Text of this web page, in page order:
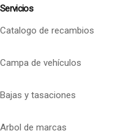
Servicios
Catalogo de recambios
Campa de vehículos
Bajas y tasaciones
Arbol de marcas